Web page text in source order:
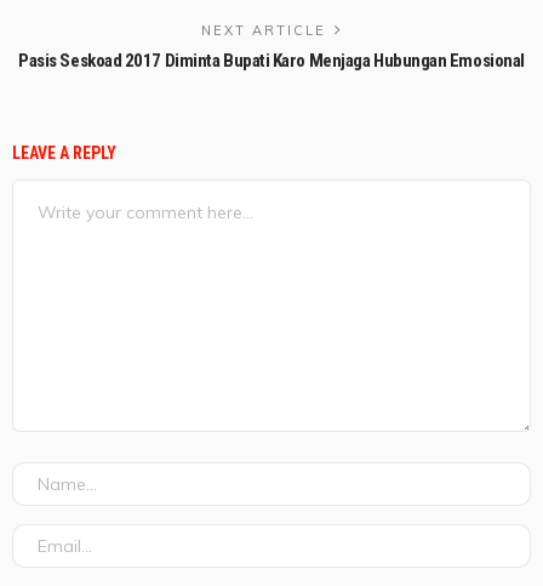
NEXT ARTICLE
Pasis Seskoad 2017 Diminta Bupati Karo Menjaga Hubungan Emosional
LEAVE A REPLY